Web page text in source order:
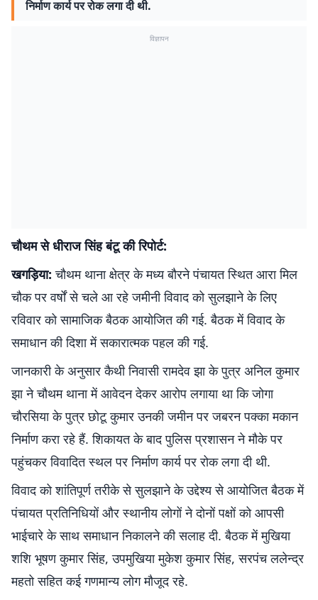
निर्माण कार्य पर रोक लगा दी थी.
विज्ञापन
चौथम से धीराज सिंह बंटू की रिपोर्ट:
खगड़िया:चौथम थाना क्षेत्र के मध्य बौरने पंचायत स्थित आरा मिल
चौक पर वर्षों से चले आ रहे जमीनी विवाद को सुलझाने के लिए
रविवार को सामाजिक बैठक आयोजित की गई. बैठक में विवाद के
समाधान की दिशा में सकारात्मक पहल की गई.
जानकारी के अनुसार कैथी निवासी रामदेव झा के पुत्र अनिल कुमार
झा ने चौथम थाना में आवेदन देकर आरोप लगाया था कि जोगा
चौरसिया के पुत्र छोटू कुमार उनकी जमीन पर जबरन पक्का मकान
निर्माण करा रहे हैं. शिकायत के बाद पुलिस प्रशासन ने मौके पर
पहुंचकर विवादित स्थल पर निर्माण कार्य पर रोक लगा दी थी.
विवाद को शांतिपूर्ण तरीके से सुलझाने के उद्देश्य से आयोजित बैठक में
पंचायत प्रतिनिधियों और स्थानीय लोगों ने दोनों पक्षों को आपसी
भाईचारे के साथ समाधान निकालने की सलाह दी. बैठक में मुखिया
शशि भूषण कुमार सिंह, उपमुखिया मुकेश कुमार सिंह, सरपंच ललेन्द्र
महतो सहित कई गणमान्य लोग मौजूद रहे.